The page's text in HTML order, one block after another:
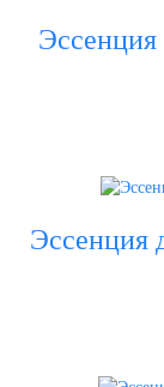
Эссенция